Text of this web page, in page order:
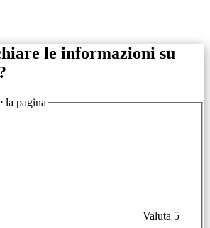
le informazioni su
la pagina
Valuta 5